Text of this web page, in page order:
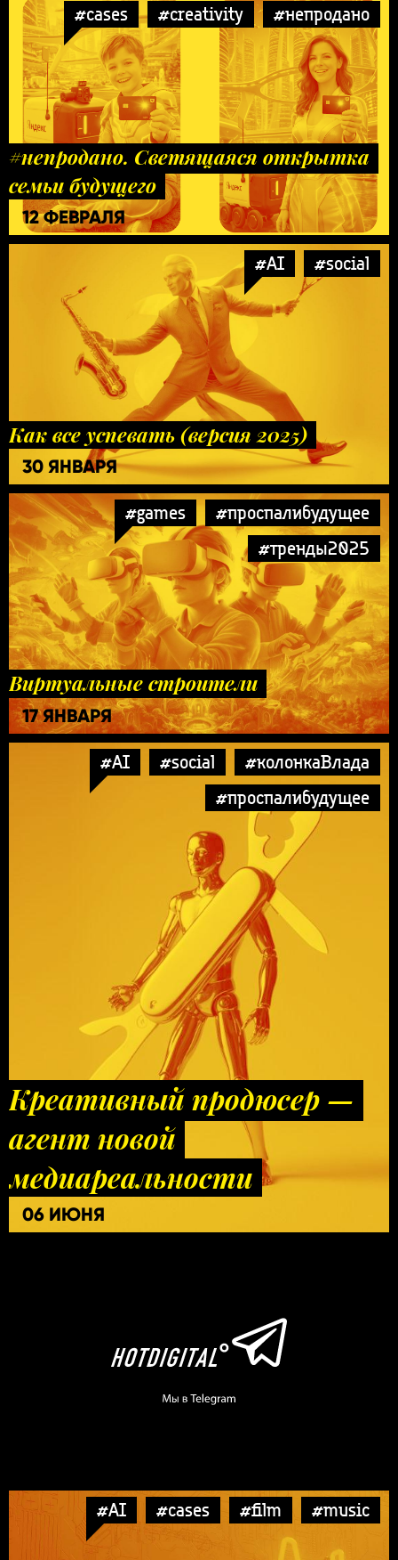
#cases #creativity #непродано
#непродано. Светящаяся открытка
семьи будущего
12 ФЕВРАЛЯ
#AI #social
Как все успевать (версия 2025)
30 ЯНВАРЯ
#games
#проспалибудущее
#тренды2025
Виртуальные строители
17 ЯНВАРЯ
#AI #social
#колонкаВлада
#проспалибудущее
Креативный продюсер —
агент новой
медиареальности
06 ИЮНЯ
#AI #cases #film #music